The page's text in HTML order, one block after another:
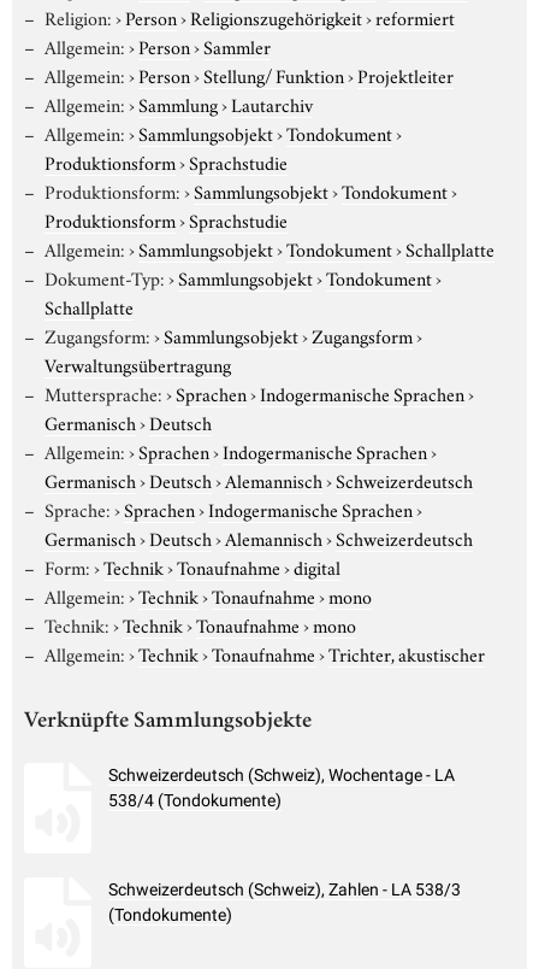
Religion:›Person›Religionszugehörigkeit›reformiert
Allgemein:›Person›Sammler
Allgemein:›Person›Stellung/ Funktion›Projektleiter
Allgemein:›Sammlung›Lautarchiv
Allgemein:›Sammlungsobjekt›Tondokument›
Produktionsform›Sprachstudie
Produktionsform:›Sammlungsobjekt›Tondokument›
Produktionsform›Sprachstudie
Allgemein:›Sammlungsobjekt›Tondokument›Schallplatte
Dokument-Typ:›Sammlungsobjekt›Tondokument›
Schallplatte
Zugangsform:›Sammlungsobjekt›Zugangsform›
Verwaltungsübertragung
Muttersprache:›Sprachen›Indogermanische Sprachen›
Germanisch›Deutsch
Allgemein:›Sprachen›Indogermanische Sprachen›
Germanisch›Deutsch›Alemannisch›Schweizerdeutsch
Sprache:›Sprachen›Indogermanische Sprachen›
Germanisch›Deutsch›Alemannisch›Schweizerdeutsch
Form:›Technik›Tonaufnahme›digital
Allgemein:›Technik›Tonaufnahme›mono
Technik:›Technik›Tonaufnahme›mono
Allgemein:›Technik›Tonaufnahme›Trichter, akustischer
Verknüpfte Sammlungsobjekte
Schweizerdeutsch (Schweiz), Wochentage - LA
538/4 (Tondokumente)
Schweizerdeutsch (Schweiz), Zahlen - LA 538/3
(Tondokumente)